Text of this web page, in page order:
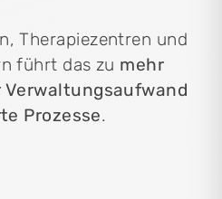
Therapiezentren und
führt das zu mehr
Prozesse.